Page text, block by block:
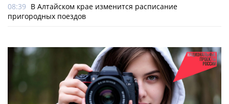
08:39 В Алтайском крае изменится расписание
пригородных поездов